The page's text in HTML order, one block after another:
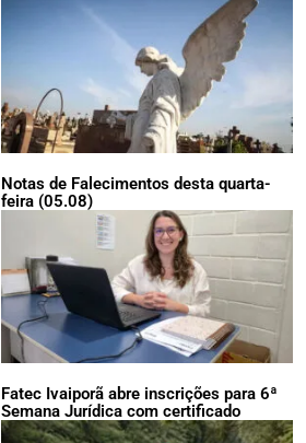
Notas de Falecimentos desta quarta-
feira (05.08)
Fatec Ivaiporã abre inscrições para 6ª
Semana Jurídica com certificado